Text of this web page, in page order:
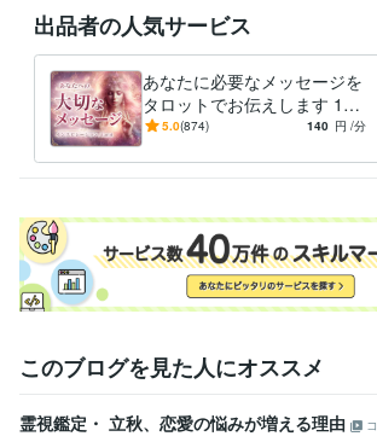
PowerPoint:15年Word:15年カラーミーショップ:2
Microsoft Designer:0年
PowerDirector:1年
語学力
英語 ビジネスレベル
出品者の人気サービス
あなたに必要なメッセージを
タロットでお伝えします 1分
～OK◇リピーター多数/人間
5.0(874) 140 円 /分
このブログを見た人にオススメ
霊視鑑定・ 立秋、恋愛の悩みが増える理由
コ